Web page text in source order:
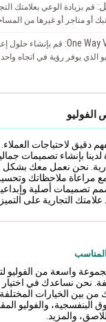
قم بزيادة الوعي بعلامتك
أو متاجر أو غيرها من
قم بإنشاء حلول
الذي يوفر رؤية في اتجاه واحد.
الفوليو
دقيق لاحتياجات
لدينا بإنشاء تصميمات
نحن نعمل معك بشكل
مراعاة ملاحظاتك
تصميمات أصلية
التجارية على
المناسب
واسعة من الفوليو
نحن نساعدك في اختيار
بين الخيارات المختلفة
البنفسجية، والفوليو
والمزيد.